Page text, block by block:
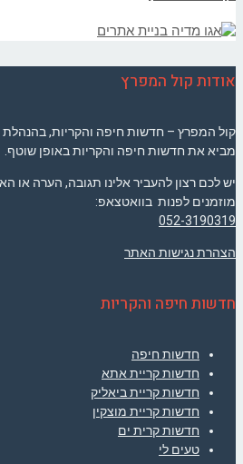
אודות קול המפרץ
קול המפרץ – חדשות חיפה והקריות, בהנהלת
מביא את חדשות חיפה והקריות באופן שוטף.
יש לכם רצון להעביר אלינו תגובה, הערה או
מוזמנים לפנות בוואטצאפ:
052-3190319
הצהרת נגישות האתר
חדשות חיפה והקריות
חדשות חיפה
חדשות קריית אתא
חדשות קריית ביאליק
חדשות קריית מוצקין
חדשות קרית ים
טעים לי